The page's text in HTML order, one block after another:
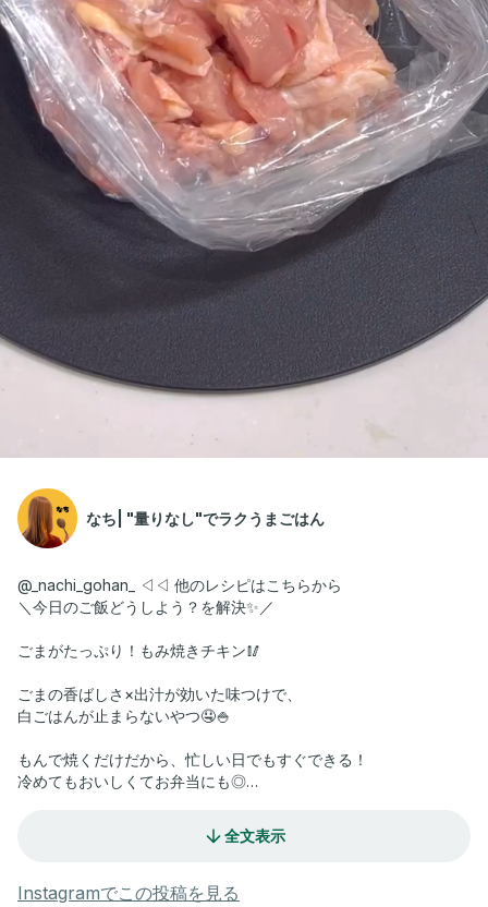
なち| "量りなし"でラクうまごはん
@_nachi_gohan_ ◁◁ 他のレシピはこちらから
＼今日のご飯どうしよう？を解決✨／
ごまがたっぷり！もみ焼きチキン🥢
ごまの香ばしさ×出汁が効いた味つけで、
白ごはんが止まらないやつ🤤🍚
もんで焼くだけだから、忙しい日でもすぐできる！
冷めてもおいしくてお弁当にも◎
・鶏もも肉（ひとくち大） １枚
・油 適量
全文表示
Instagramでこの投稿を見る